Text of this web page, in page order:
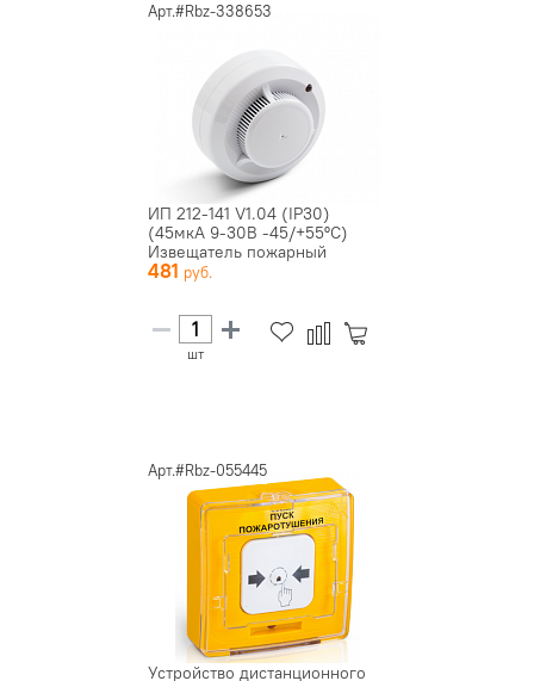
Арт.#Rbz-338653
ИП 212-141 V1.04 (IP30)
(45мкА 9-30В -45/+55ºС)
Извещатель пожарный
дымовой...
481
шт
Арт.#Rbz-055445
Устройство дистанционного